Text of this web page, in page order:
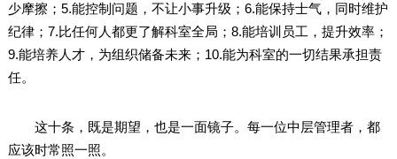
少摩擦；5.能控制问题，不让小事升级；6.能保持士气，同时维护
纪律；7.比任何人都更了解科室全局；8.能培训员工，提升效率；
9.能培养人才，为组织储备未来；10.能为科室的一切结果承担责
任。
这十条，既是期望，也是一面镜子。每一位中层管理者，都
应该时常照一照。